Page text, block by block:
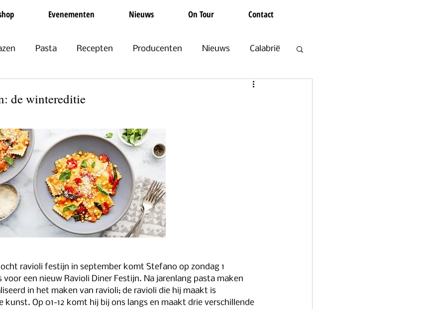
Evenementen Nieuws On Tour Contact
Pasta Recepten Producenten Nieuws Calabrië
Koffie en Thee
de wintereditie
ravioli festijn in september komt Stefano op zondag 1
voor een nieuw Ravioli Diner Festijn. Na jarenlang pasta maken
in het maken van ravioli; de ravioli die hij maakt is
Op 01-12 komt hij bij ons langs en maakt drie verschillende